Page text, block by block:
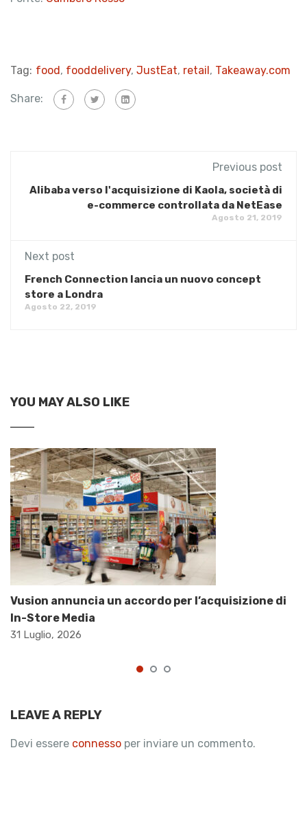
Tag: food, fooddelivery, JustEat, retail, Takeaway.com
Share:
Previous post
Alibaba verso l'acquisizione di Kaola, società di
e-commerce controllata da NetEase
Agosto 21, 2019
Next post
French Connection lancia un nuovo concept
store a Londra
Agosto 22, 2019
YOU MAY ALSO LIKE
Vusion annuncia un accordo per l’acquisizione di
In-Store Media
31 Luglio, 2026
LEAVE A REPLY
Devi essere connesso per inviare un commento.